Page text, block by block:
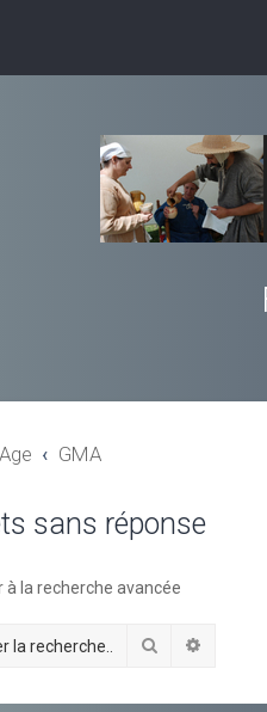
GMA
sans réponse
à la recherche avancée
Rechercher